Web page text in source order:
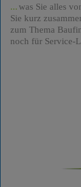
was Sie alles
Sie kurz
zum Thema
noch für Service-